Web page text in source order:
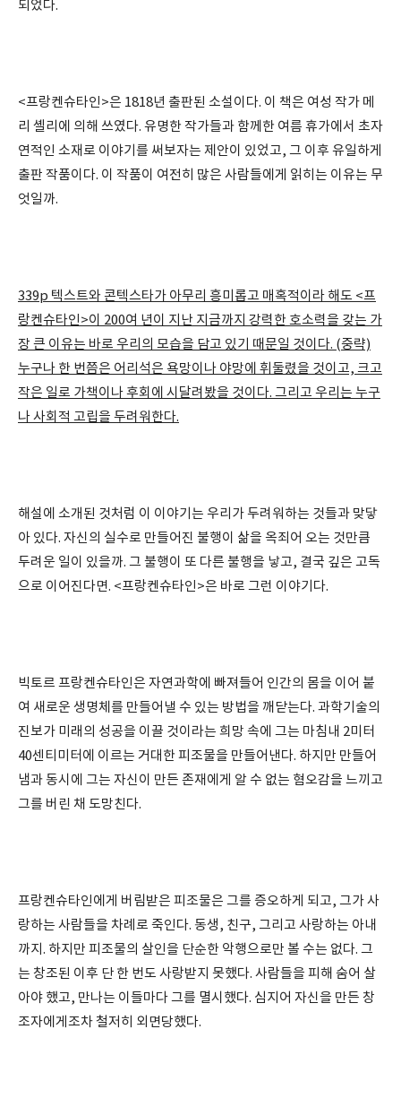
되었다.
<프랑켄슈타인>은 1818년 출판된 소설이다. 이 책은 여성 작가 메
리 셸리에 의해 쓰였다. 유명한 작가들과 함께한 여름 휴가에서 초자
연적인 소재로 이야기를 써보자는 제안이 있었고, 그 이후 유일하게
출판 작품이다. 이 작품이 여전히 많은 사람들에게 읽히는 이유는 무
엇일까.
339p 텍스트와 콘텍스타가 아무리 흥미롭고 매혹적이라 해도 <프
랑켄슈타인>이 200여 년이 지난 지금까지 강력한 호소력을 갖는 가
장 큰 이유는 바로 우리의 모습을 담고 있기 때문일 것이다. (중략)
누구나 한 번쯤은 어리석은 욕망이나 야망에 휘둘렸을 것이고, 크고
작은 일로 가책이나 후회에 시달려봤을 것이다. 그리고 우리는 누구
나 사회적 고립을 두려워한다.
해설에 소개된 것처럼 이 이야기는 우리가 두려워하는 것들과 맞닿
아 있다. 자신의 실수로 만들어진 불행이 삶을 옥죄어 오는 것만큼
두려운 일이 있을까. 그 불행이 또 다른 불행을 낳고, 결국 깊은 고독
으로 이어진다면. <프랑켄슈타인>은 바로 그런 이야기다.
빅토르 프랑켄슈타인은 자연과학에 빠져들어 인간의 몸을 이어 붙
여 새로운 생명체를 만들어낼 수 있는 방법을 깨닫는다. 과학기술의
진보가 미래의 성공을 이끌 것이라는 희망 속에 그는 마침내 2미터
40센티미터에 이르는 거대한 피조물을 만들어낸다. 하지만 만들어
냄과 동시에 그는 자신이 만든 존재에게 알 수 없는 혐오감을 느끼고
그를 버린 채 도망친다.
프랑켄슈타인에게 버림받은 피조물은 그를 증오하게 되고, 그가 사
랑하는 사람들을 차례로 죽인다. 동생, 친구, 그리고 사랑하는 아내
까지. 하지만 피조물의 살인을 단순한 악행으로만 볼 수는 없다. 그
는 창조된 이후 단 한 번도 사랑받지 못했다. 사람들을 피해 숨어 살
아야 했고, 만나는 이들마다 그를 멸시했다. 심지어 자신을 만든 창
조자에게조차 철저히 외면당했다.